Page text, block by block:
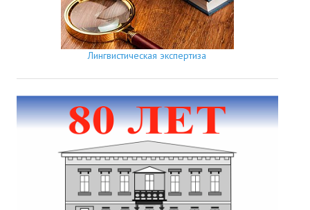
Лингвистическая экспертиза